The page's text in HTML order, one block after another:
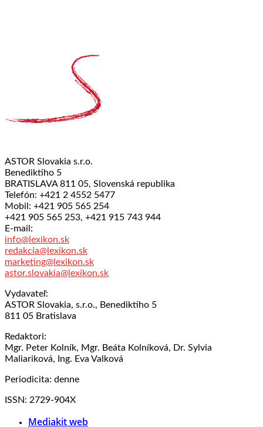
ASTOR Slovakia s.r.o.
Benediktiho 5
BRATISLAVA 811 05, Slovenská republika
Telefón: +421 2 4552 5477
Mobil: +421 905 565 254
+421 905 565 253, +421 915 743 944
E-mail:
info@lexikon.sk
redakcia@lexikon.sk
marketing@lexikon.sk
astor.slovakia@lexikon.sk
Vydavateľ:
ASTOR Slovakia, s.r.o., Benediktiho 5
811 05 Bratislava
Redaktori:
Mgr. Peter Kolník, Mgr. Beáta Kolníková, Dr. Sylvia
Maliariková, Ing. Eva Valková
Periodicita: denne
ISSN: 2729-904X
Mediakit web